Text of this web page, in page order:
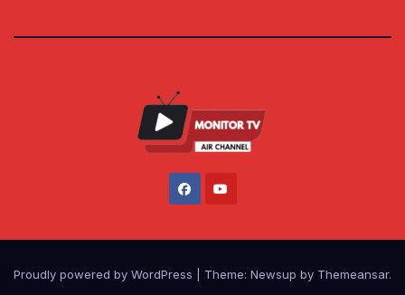
Proudly powered by WordPress Theme: Newsup by Themeansar.